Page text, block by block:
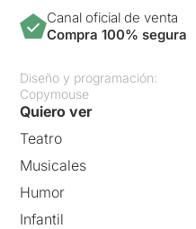
Canal oficial de venta
Compra 100% segura
Diseño y programación:
Copymouse
Quiero ver
Teatro
Musicales
Humor
Infantil